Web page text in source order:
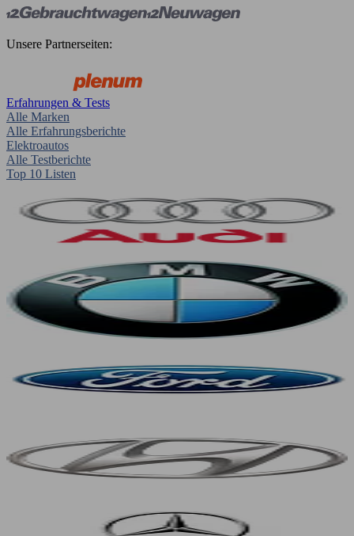
Unsere Partnerseiten:
Erfahrungen & Tests
Alle Marken
Alle Erfahrungsberichte
Elektroautos
Alle Testberichte
Top 10 Listen